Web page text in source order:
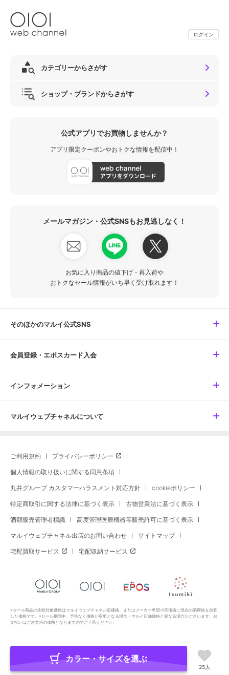
ログイン
カテゴリーからさがす
ショップ・ブランドからさがす
公式アプリでお買物しませんか？
アプリ限定クーポンやおトクな情報を配信中！
メールマガジン・公式SNSもお見逃しなく！
お気に入り商品の値下げ・再入荷や
おトクなセール情報がいち早く受け取れます！
そのほかのマルイ公式SNS
会員登録・エポスカード入会
インフォメーション
マルイウェブチャネルについて
ご利用規約 プライバシーポリシー
個人情報の取り扱いに関する同意条項
丸井グループ カスタマーハラスメント対応方針 cookieポリシー
特定商取引に関する法律に基づく表示 古物営業法に基づく表示
酒類販売管理者標識 高度管理医療機器等販売許可に基づく表示
マルイウェブチャネル出店のお問い合わせ サイトマップ
宅配買取サービス 宅配収納サービス
※セール商品の比較対象価格はマルイウェブチャネル旧価格、またはメーカー希望小売価格に現在の消費税を加算
した価格です。※セール期間中、予告なく価格が変更となる場合・マルイ店舗価格と異なる場合がございます。お
支払いはご注文時の価格となりますのでご了承ください。
Copyright All Rights Reserved. MARUI Co., Ltd
カラー・サイズを選ぶ
25人